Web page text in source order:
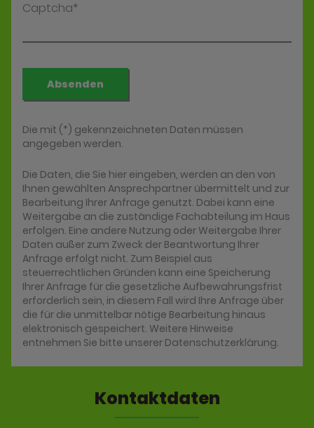
Captcha*
Absenden
Die mit (*) gekennzeichneten Daten müssen
angegeben werden.
Die Daten, die Sie hier eingeben, werden an den von
Ihnen gewählten Ansprechpartner übermittelt und zur
Bearbeitung Ihrer Anfrage genutzt. Dabei kann eine
Weitergabe an die zuständige Fachabteilung im Haus
erfolgen. Eine andere Nutzung oder Weitergabe Ihrer
Daten außer zum Zweck der Beantwortung Ihrer
Anfrage erfolgt nicht. Zum Beispiel aus
steuerrechtlichen Gründen kann eine Speicherung
Ihrer Anfrage für die gesetzliche Aufbewahrungsfrist
erforderlich sein, in diesem Fall wird Ihre Anfrage über
die für die unmittelbar nötige Bearbeitung hinaus
elektronisch gespeichert. Weitere Hinweise
entnehmen Sie bitte unserer Datenschutzerklärung.
Kontaktdaten